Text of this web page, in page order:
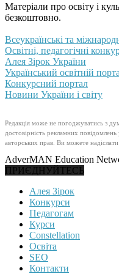
Матеріали про освіту і
безкоштовно.
Всеукраїнські та
Освітні, педагогічні
Алея Зірок України
Український освітній
Конкурсний портал
Новини України і світу
Редакція може не погоджуватись з
достовірність рекламних
авторських прав. Ви можете
AdverMAN Education
ПРИЄДНУЙТЕСЬ
Алея Зірок
Конкурси
Педагогам
Курси
Constellation
Освіта
SEO
Контакти